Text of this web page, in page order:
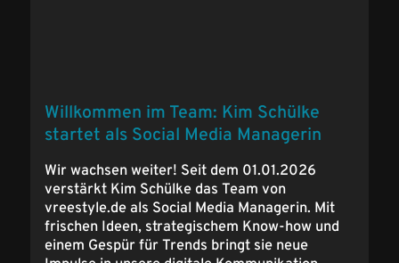
Willkommen im Team: Kim Schülke
startet als Social Media Managerin
Wir wachsen weiter! Seit dem 01.01.2026
verstärkt Kim Schülke das Team von
vreestyle.de als Social Media Managerin. Mit
frischen Ideen, strategischem Know-how und
einem Gespür für Trends bringt sie neue